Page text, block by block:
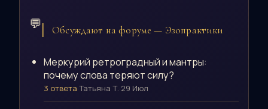
💬 Обсуждают на форуме — Эзопрактики
Меркурий ретроградный и мантры:
почему слова теряют силу?
3 ответа·Татьяна Т.·29 Июл